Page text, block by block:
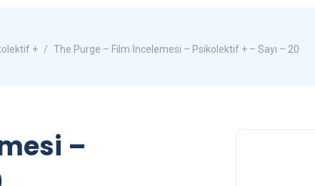
+ The Purge – Film İncelemesi – Psikolektif + – Sayı – 20
–